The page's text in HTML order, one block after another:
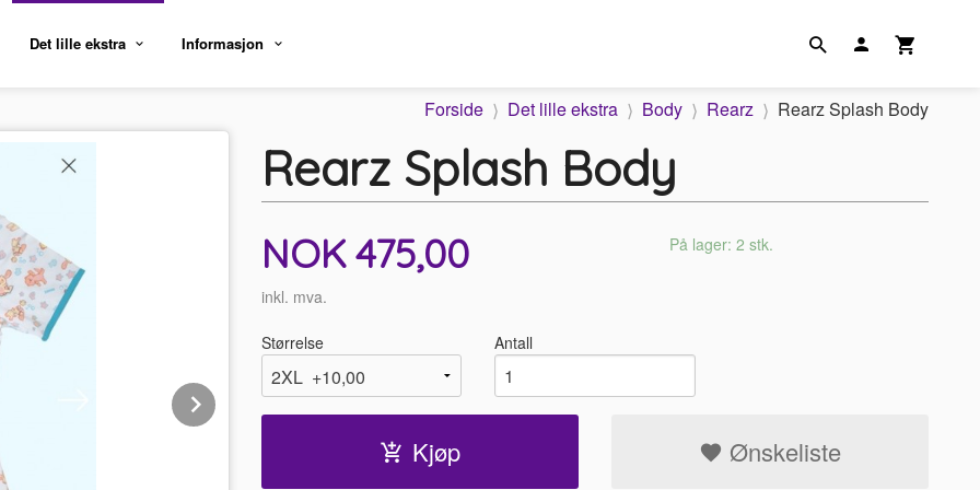
Det lille ekstra Informasjon
Forside Det lille ekstra Body Rearz Rearz Splash Body
Next
Rearz Splash Body
Pris
NOK475,00
inkl. mva.
På lager: 2 stk.
Størrelse Antall
Kjøp Ønskeliste